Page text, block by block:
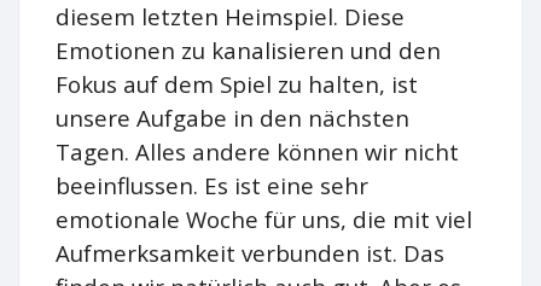
diesem letzten Heimspiel. Diese
Emotionen zu kanalisieren und den
Fokus auf dem Spiel zu halten, ist
unsere Aufgabe in den nächsten
Tagen. Alles andere können wir nicht
beeinflussen. Es ist eine sehr
emotionale Woche für uns, die mit viel
Aufmerksamkeit verbunden ist. Das